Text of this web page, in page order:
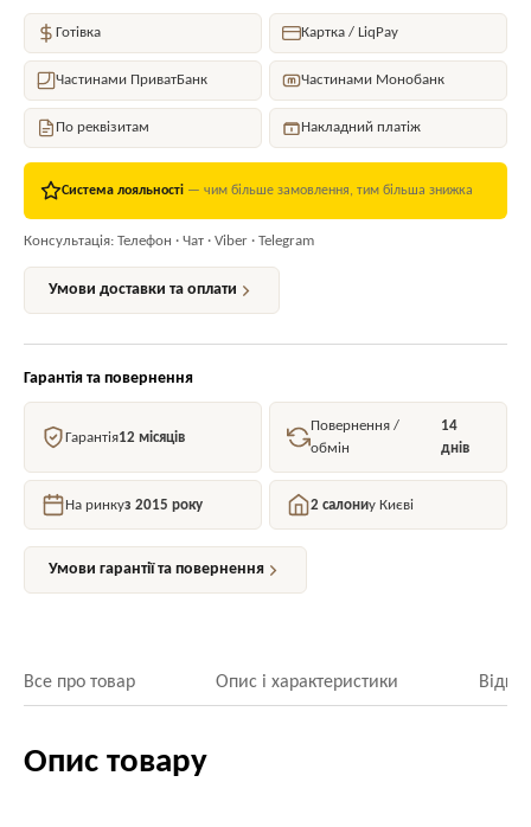
Готівка Картка / LiqPay
Частинами ПриватБанк Частинами Монобанк
По реквізитам Накладний платіж
Система лояльності — чим більше замовлення, тим більша знижка
Консультація: Телефон · Чат · Viber · Telegram
Умови доставки та оплати
Гарантія та повернення
Гарантія12 місяців
Повернення /
обмін
14
днів
На ринкуз 2015 року 2 салониу Києві
Умови гарантії та повернення
Все про товар Опис і характеристики
Опис товару